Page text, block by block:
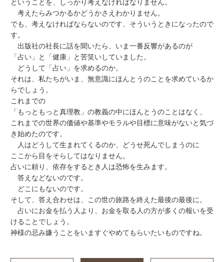
ということを、しっかり考えなければなりません。
考えたらみつかるかどうかさえわかりません。
でも、考えなければならないのです、そういうときになったので
す。
出版社の社長に話を聞いたら、いま一番反響があるのが
「占い」と「健康」と苦笑いしていました。
どうして「占い」を求めるのか。
それは、私たちがいま、無意識にほんとうのことを求めているか
らでしょう。
これまでの
「もっともっと真理教」の教義の中にほんとうのことはなく、
これまでの世界の価値や基準やモラルや目標に意味がないと気づ
き始めたのです。
人はどうして生まれてくるのか、どうせ死んでしまうのに
ここから目をそらしてはなりません。
占いに頼り、依存をするとき人は恐怖を生みます。
答えなどないのです。
どこにもないのです。
そして、答え合わせは、この世の旅路を終えた最後の最後に。
占いにお金を払う人より、お金を取る人の方が多くの報いを受
けることでしょう。
神様の忌み嫌うことをいますぐやめてもらいたいものですね。